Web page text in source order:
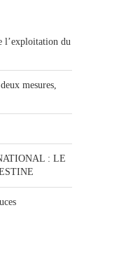
l’exploitation du
mesures,
: LE